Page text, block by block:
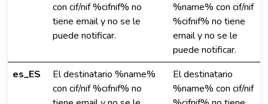
con cif/nif %cifnif% no
tiene email y no se le
puede notificar.
%name% con cif/nif
%cifnif% no tiene
email y no se le
puede notificar.
es_ES
El destinatario %name%
con cif/nif %cifnif% no
El destinatario
%name% con cif/nif